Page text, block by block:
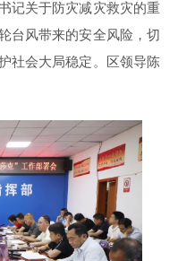
记关于防灾减灾救灾的重
台风带来的安全风险，切
社会大局稳定。区领导陈